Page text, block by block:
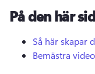
Logga in
På den här
Så här skapar
Bemästra